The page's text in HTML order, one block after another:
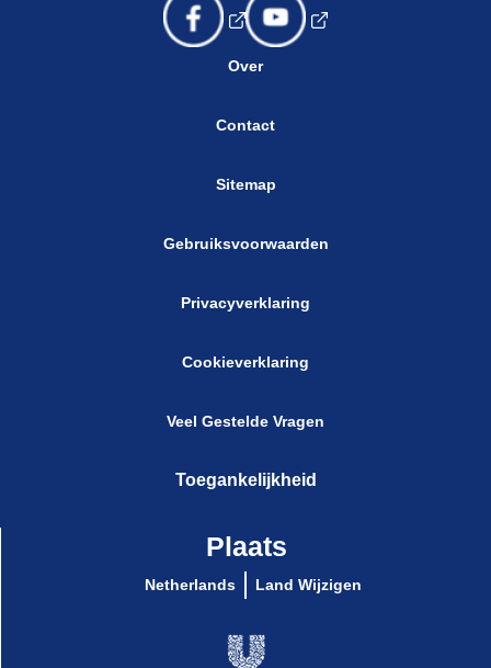
Over
Contact
Sitemap
Gebruiksvoorwaarden
Privacyverklaring
Cookieverklaring
Cookie-instellingen
Veel Gestelde Vragen
Toegankelijkheid
Plaats
Netherlands Land Wijzigen